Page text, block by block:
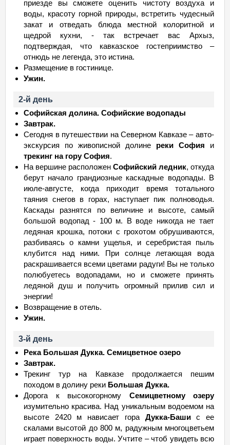
приезде вы сможете оценить чистоту воздуха и
воды, красоту горной природы, встретить чудесный
закат и отведать блюда местной колоритной и
щедрой кухни, - так встречает вас Архыз,
подтверждая, что кавказское гостеприимство –
отнюдь не легенда, это истина.
Размещение в гостинице.
Ужин.
2-й день
Софийская долина. Софийские водопады
Завтрак.
Сегодня в путешествии на Северном Кавказе – авто-
экскурсия по живописной долине реки София и
трекинг на гору София.
На вершине расположен Софийский ледник, откуда
берут начало грандиозные каскадные водопады. В
июле-августе, когда приходит время тотального
таяния снегов в горах, наступает пик полноводья.
Каскады разнятся по величине и высоте, самый
большой водопад - 100 м. В воде никогда не тает
ледяная крошка, потоки с грохотом обрушиваются,
разбиваясь о камни ущелья, и серебристая пыль
клубится над ними. При солнце летающая вода
раскрашивается всеми цветами радуги! Вы не только
полюбуетесь водопадами, но и сможете принять
ледяной душ и получить огромный прилив сил и
энергии!
Возвращение в отель.
Ужин.
3-й день
Река Большая Дукка. Семицветное озеро
Завтрак.
Трекинг тур на Кавказе продолжается пешим
походом в долину реки Большая Дукка.
Дорога к высокогорному Семицветному озеру
изумительно красива. Над уникальным водоемом на
высоте 2420 м нависает гора Дукка-Башис ее
скалами высотой до 800 м, радужным многоцветьем
играет поверхность воды. Учтите – чтоб увидеть всю